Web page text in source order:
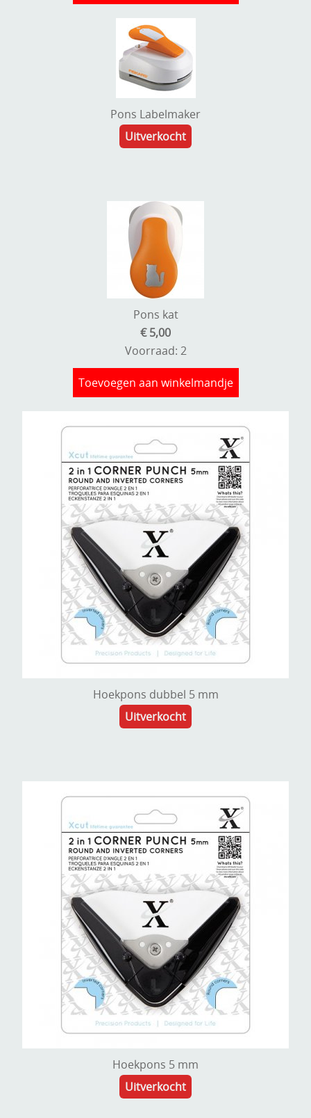
Pons Labelmaker
Uitverkocht
Pons kat
€ 5,00
Voorraad: 2
Toevoegen aan winkelmandje
Hoekpons dubbel 5 mm
Uitverkocht
Hoekpons 5 mm
Uitverkocht